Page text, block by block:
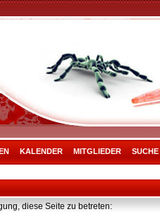
KALENDER MITGLIEDER SUCHE
diese Seite zu betreten: